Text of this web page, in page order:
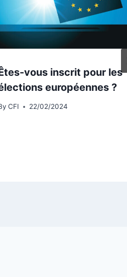
vous inscrit pour les
européennes ?
CFI 22/02/2024